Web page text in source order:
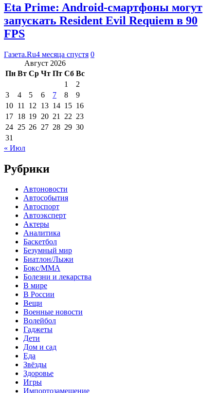
Eta Prime: Android-смартфоны могут
запускать Resident Evil Requiem в 90
FPS
Газета.Ru4 месяца спустя 0
Август 2026
Пн Вт Ср Чт Пт Сб Вс
1
2
3
4 5 6 7 8
9
10 11 12 13 14 15 16
17 18 19 20 21 22 23
24 25 26 27 28 29 30
31
« Июл
Рубрики
Автоновости
Автособытия
Автоспорт
Автоэксперт
Актеры
Аналитика
Баскетбол
Безумный мир
Биатлон/Лыжи
Бокс/MMA
Болезни и лекарства
В мире
В России
Вещи
Военные новости
Волейбол
Гаджеты
Дети
Дом и сад
Еда
Звёзды
Здоровье
Игры
Импортозамещение